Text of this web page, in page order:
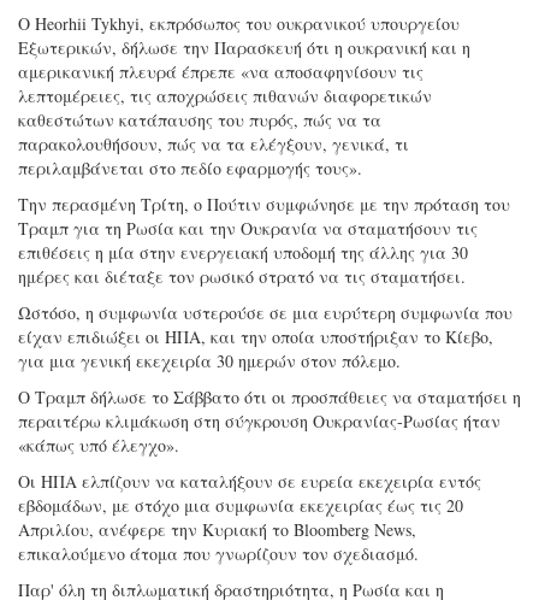
Ο Heorhii Tykhyi, εκπρόσωπος του ουκρανικού υπουργείου
Εξωτερικών, δήλωσε την Παρασκευή ότι η ουκρανική και η
αμερικανική πλευρά έπρεπε «να αποσαφηνίσουν τις
λεπτομέρειες, τις αποχρώσεις πιθανών διαφορετικών
καθεστώτων κατάπαυσης του πυρός, πώς να τα
παρακολουθήσουν, πώς να τα ελέγξουν, γενικά, τι
περιλαμβάνεται στο πεδίο εφαρμογής τους».
Την περασμένη Τρίτη, ο Πούτιν συμφώνησε με την πρόταση του
Τραμπ για τη Ρωσία και την Ουκρανία να σταματήσουν τις
επιθέσεις η μία στην ενεργειακή υποδομή της άλλης για 30
ημέρες και διέταξε τον ρωσικό στρατό να τις σταματήσει.
Ωστόσο, η συμφωνία υστερούσε σε μια ευρύτερη συμφωνία που
είχαν επιδιώξει οι ΗΠΑ, και την οποία υποστήριξαν το Κίεβο,
για μια γενική εκεχειρία 30 ημερών στον πόλεμο.
Ο Τραμπ δήλωσε το Σάββατο ότι οι προσπάθειες να σταματήσει η
περαιτέρω κλιμάκωση στη σύγκρουση Ουκρανίας-Ρωσίας ήταν
«κάπως υπό έλεγχο».
Οι ΗΠΑ ελπίζουν να καταλήξουν σε ευρεία εκεχειρία εντός
εβδομάδων, με στόχο μια συμφωνία εκεχειρίας έως τις 20
Απριλίου, ανέφερε την Κυριακή το Bloomberg News,
επικαλούμενο άτομα που γνωρίζουν τον σχεδιασμό.
Παρ' όλη τη διπλωματική δραστηριότητα, η Ρωσία και η